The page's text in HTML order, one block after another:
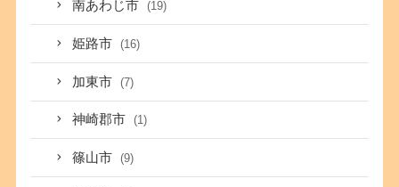
南あわじ市 (19)
姫路市 (16)
加東市 (7)
神崎郡市 (1)
篠山市 (9)